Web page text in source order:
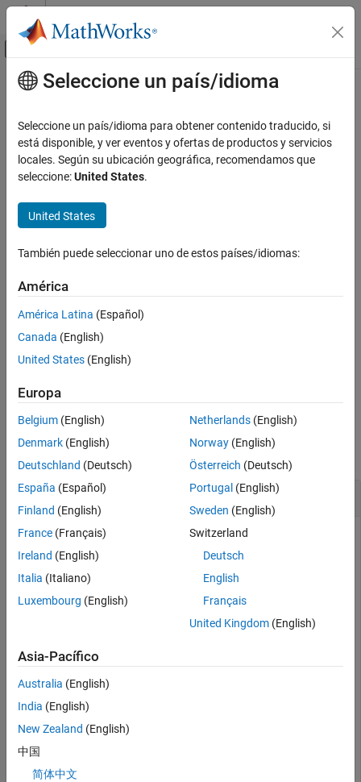
Saltar al contenido
Mostrar/ocultar menú de navegación
Inicio de Documentación
Navigation Toolbox
Planificación de movimiento
EN ESTA PÁGINA
Descripción
Ejemplos
Argumentos de entrada
Argumentos de salida
Capacidades ampliadas
Historial de versiones
Contenido principal
Esta página se ha traducido mediante traducción automática.
copy
Desde R2022a
contraer todo en la página
Sintaxis
planner2 = copy(planner1)
Descripción
planner2= copy(
plannerPRM con las mismas propiedades.
ejemplo
Ejemplos
Crear copia del objeto PlannerPRM
Cree un mapa de ocupación a partir de un mapa de ejemplo y
establezca la resolución del mapa en 10 celdas/metro.
"exampleMaps.mat").simpleMap;
de estados para que sean los mismos que los límites del
mapa.
Seleccione un país/idioma
Seleccione un país/idioma para obtener contenido traducido, si
está disponible, y ver eventos y ofertas de productos y servicios
locales. Según su ubicación geográfica, recomendamos que
seleccione:United States.
United States
También puede seleccionar uno de estos países/idiomas:
América
América Latina (Español)
Canada (English)
United States (English)
Europa
Belgium (English)
Denmark (English)
Deutschland (Deutsch)
España (Español)
Finland (English)
France (Français)
Ireland (English)
Italia (Italiano)
Luxembourg (English)
Netherlands(English)
Norway(English)
Österreich (Deutsch)
Portugal (English)
Sweden (English)
Switzerland
Deutsch
English
Français
United Kingdom(English)
Asia-Pacífico
Australia (English)
India (English)
New Zealand (English)
中国
简体中文